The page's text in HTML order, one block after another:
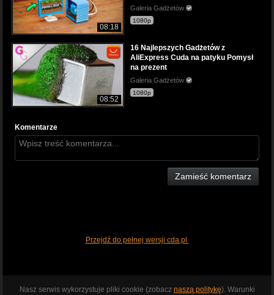
08:18
Galeria Gadżetów
1080p
08:52
16 Najlepszych Gadżetów z
AliExpress Cuda na patyku Pomysł
na prezent
Galeria Gadżetów
1080p
Komentarze
Zamieść komentarz
Przejdź do pełnej wersji cda.pl
Nasz serwis wykorzystuje pliki cookie (zobacz naszą politykę). Warunki